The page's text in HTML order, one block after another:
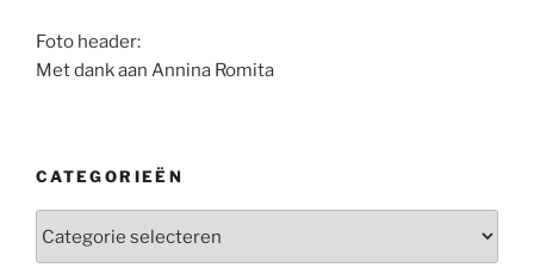
Foto header:
Met dank aan Annina Romita
CATEGORIEËN